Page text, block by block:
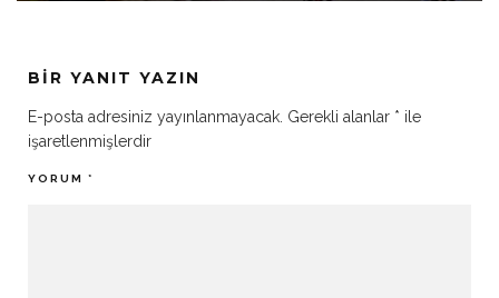
BIR YANIT YAZIN
E-posta adresiniz yayınlanmayacak. Gerekli alanlar * ile
işaretlenmişlerdir
YORUM *